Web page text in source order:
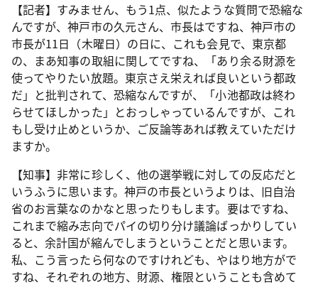
【記者】すみません、もう1点、似たような質問で恐縮な
んですが、神戸市の久元さん、市長はですね、神戸市の
市長が11日（木曜日）の日に、これも会見で、東京都
の、まあ知事の取組に関してですね、「あり余る財源を
使ってやりたい放題。東京さえ栄えれば良いという都政
だ」と批判されて、恐縮なんですが、「小池都政は終わ
らせてほしかった」とおっしゃっているんですが、これ
もし受け止めというか、ご反論等あれば教えていただけ
ますか。
【知事】非常に珍しく、他の選挙戦に対しての反応だと
いうふうに思います。神戸の市長というよりは、旧自治
省のお言葉なのかなと思ったりもします。要はですね、
これまで縮み志向でパイの切り分け議論ばっかりしてい
ると、余計国が縮んでしまうということだと思います。
私、こう言ったら何なのですけれども、やはり地方がで
すね、それぞれの地方、財源、権限ということも含めて